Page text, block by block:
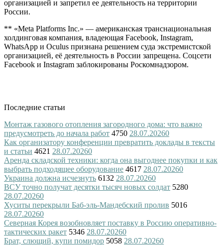
организацией и запретил ее деятельность на территории
России.
** «Meta Platforms Inc.» — американская транснациональная
холдинговая компания, владеющая Facebook, Instagram,
WhatsApp и Oculus признана решением суда экстремистской
организацией, её деятельность в России запрещена. Соцсети
Facebook и Instagram заблокированы Роскомнадзором.
Последние статьи
Монтаж газового отопления загородного дома: что важно
предусмотреть до начала работ 4750 28.07.20260
Как организатору конференции превратить доклады в тексты
и статьи 4621 28.07.20260
Аренда складской техники: когда она выгоднее покупки и как
выбрать подходящее оборудование 4617 28.07.20260
Украина должна исчезнуть 6132 28.07.20260
ВСУ точно получат десятки тысяч новых солдат 5280
28.07.20260
Хуситы перекрыли Баб-эль-Мандебский пролив 5016
28.07.20260
Северная Корея возобновляет поставку в Россию оперативно-
тактических ракет 5346 28.07.20260
Брат, слющий, купи помидор 5058 28.07.20260